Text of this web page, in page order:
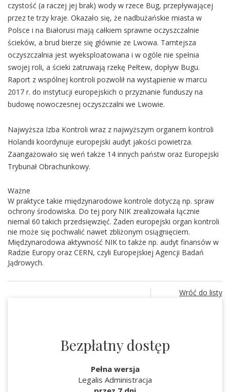
czystość (a raczej jej brak) wody w rzece Bug, przepływającej
przez te trzy kraje. Okazało się, że nadbużańskie miasta w
Polsce i na Białorusi mają całkiem sprawne oczyszczalnie
ścieków, a brud bierze się głównie ze Lwowa. Tamtejsza
oczyszczalnia jest wyeksploatowana i w ogóle nie spełnia
swojej roli, a ścieki zatruwają rzekę Pełtew, dopływ Bugu.
Raport z wspólnej kontroli pozwolił na wystąpienie w marcu
2017 r. do instytucji europejskich o przyznanie funduszy na
budowę nowoczesnej oczyszczalni we Lwowie.
Najwyższa Izba Kontroli wraz z najwyższym organem kontroli
Holandii koordynuje europejski audyt jakości powietrza.
Zaangażowało się weń także 14 innych państw oraz Europejski
Trybunał Obrachunkowy.
Ważne
W praktyce takie międzynarodowe kontrole dotyczą np. spraw
ochrony środowiska. Do tej pory NIK zrealizowała łącznie
niemal 60 takich przedsięwzięć. Żaden europejski organ kontroli
nie może się pochwalić nawet zbliżonym osiągnięciem.
Międzynarodowa aktywność NIK to także np. audyt finansów w
Radzie Europy oraz CERN, czyli Europejskiej Agencji Badań
Jądrowych.
Wróć do listy
Bezpłatny dostęp
Pełna wersja
Legalis Administracja